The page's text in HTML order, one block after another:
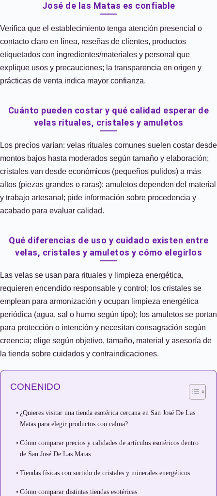
José de las Matas es confiable
Verifica que el establecimiento tenga atención presencial o
contacto claro en línea, reseñas de clientes, productos
etiquetados con ingredientes/materiales y personal que
explique usos y precauciones; la transparencia en origen y
prácticas de venta indica mayor confianza.
Cuánto pueden costar y qué calidad esperar de
velas rituales, cristales y amuletos
Los precios varían: velas rituales comunes suelen costar desde
montos bajos hasta moderados según tamaño y elaboración;
cristales van desde económicos (pequeños pulidos) a más
altos (piezas grandes o raras); amuletos dependen del material
y trabajo artesanal; pide información sobre procedencia y
acabado para evaluar calidad.
Qué diferencias de uso y cuidado existen entre
velas, cristales y amuletos y cómo elegirlos
Las velas se usan para rituales y limpieza energética,
requieren encendido responsable y control; los cristales se
emplean para armonización y ocupan limpieza energética
periódica (agua, sal o humo según tipo); los amuletos se portan
para protección o intención y necesitan consagración según
creencia; elige según objetivo, tamaño, material y asesoría de
la tienda sobre cuidados y contraindicaciones.
CONENIDO
¿Quieres visitar una tienda esotérica cercana en San José De Las
Matas para elegir productos con calma?
Cómo comparar precios y calidades de artículos esotéricos dentro
de San José De Las Matas
Tiendas físicas con surtido de cristales y minerales energéticos
Cómo comparar distintas tiendas esotéricas